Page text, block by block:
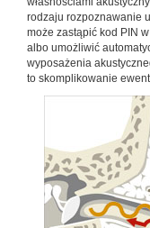
rodzaju rozpoznawanie
może zastąpić kod PIN
albo umożliwić
wyposażenia
to skomplikowanie